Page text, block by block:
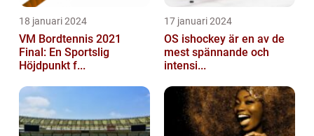
18 januari 2024
VM Bordtennis 2021
Final: En Sportslig
Höjdpunkt f...
17 januari 2024
OS ishockey är en av de
mest spännande och
intensi...